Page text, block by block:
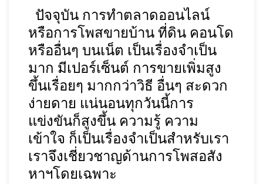
ปัจจุบัน การทำตลาดออนไลน์
หรือการโพสขายบ้าน ที่ดิน คอนโด
หรืออื่นๆ บนเน็ต เป็นเรื่องจำเป็น
มาก มีเปอร์เซ็นต์ การขายเพิ่มสูง
ขึ้นเรื่อยๆ มากกว่าวิธี อื่นๆ สะดวก
ง่ายดาย แน่นอนทุกวันนี้การ
แข่งขันก็สูงขึ้น ความรู้ ความ
เข้าใจ ก็เป็นเรื่องจำเป็นสำหรับเรา
เราจึงเชี่ยวชาญด้านการโพสอสัง
หาฯโดยเฉพาะ